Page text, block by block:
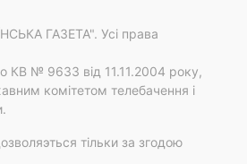
ГАЗЕТА". Усі права
КВ № 9633 від 11.11.2004 року,
комітетом телебачення і
тільки за згодою